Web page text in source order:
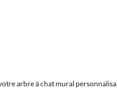
arbre à chat mural